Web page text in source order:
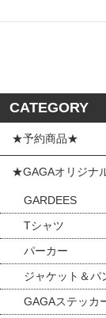
CATEGORY
★予約商品★
★GAGAオリジナ
GARDEES
Tシャツ
パーカー
ジャケット＆パ
GAGAステッカ